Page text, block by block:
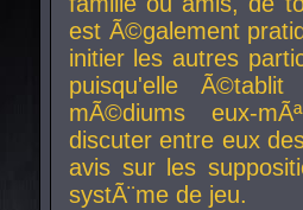
est Ã©galement
initier les autres
puisqu'elle
mÃ©diums eux-
discuter entre eux
avis sur les
systÃ¨me de jeu.